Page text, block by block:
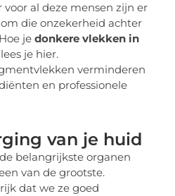
voor al deze mensen zijn er
die onzekerheid achter
jedonkere vlekken in
je hier.
van je huid
belangrijkste organen
van de grootste.
dat we ze goed